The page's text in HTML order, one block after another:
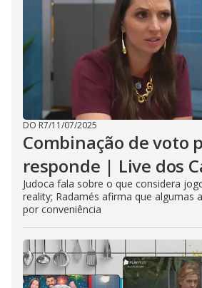
DO R7/11/07/2025
Combinação de voto
responde | Live dos
Judoca fala sobre o que considera
reality; Radamés afirma que algumas
por conveniência